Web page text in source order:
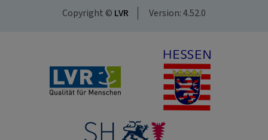
Copyright © LVR Version: 4.52.0